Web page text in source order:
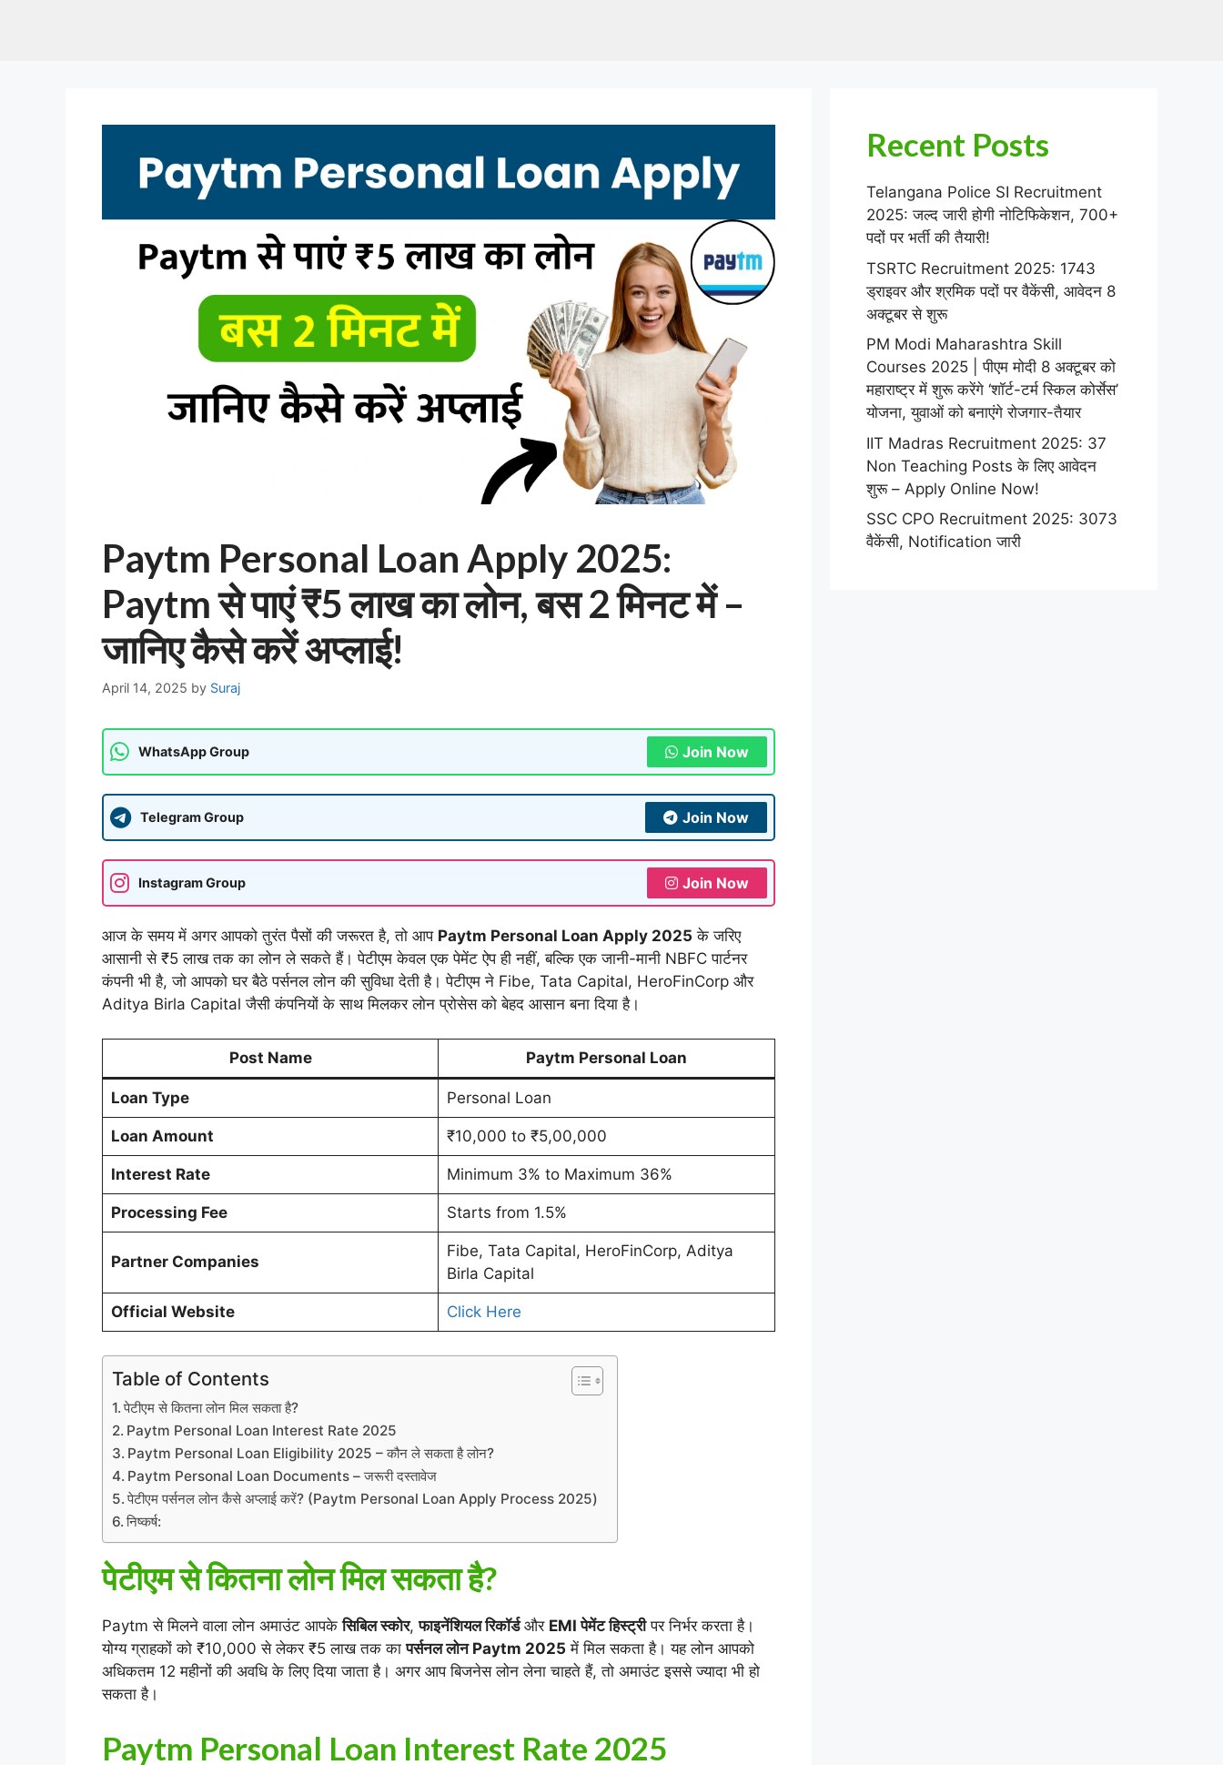
Paytm Personal Loan Apply 2025:
Paytm से पाएं ₹5 लाख का लोन, बस 2 मिनट में –
जानिए कैसे करें अप्लाई!
April 14, 2025 by Suraj
WhatsApp Group Join Now
Telegram Group Join Now
Instagram Group Join Now
आज के समय में अगर आपको तुरंत पैसों की जरूरत है, तो आप Paytm Personal Loan Apply 2025 के जरिए
आसानी से ₹5 लाख तक का लोन ले सकते हैं। पेटीएम केवल एक पेमेंट ऐप ही नहीं, बल्कि एक जानी-मानी NBFC पार्टनर
कंपनी भी है, जो आपको घर बैठे पर्सनल लोन की सुविधा देती है। पेटीएम ने Fibe, Tata Capital, HeroFinCorp और
Aditya Birla Capital जैसी कंपनियों के साथ मिलकर लोन प्रोसेस को बेहद आसान बना दिया है।
Post Name Paytm Personal Loan
Loan Type Personal Loan
Loan Amount ₹10,000 to ₹5,00,000
Interest Rate Minimum 3% to Maximum 36%
Processing Fee Starts from 1.5%
Partner Companies
Fibe, Tata Capital, HeroFinCorp, Aditya
Birla Capital
Official Website Click Here
Table of Contents
पेटीएम से कितना लोन मिल सकता है?
Paytm Personal Loan Interest Rate 2025
Paytm Personal Loan Eligibility 2025 – कौन ले सकता है लोन?
Paytm Personal Loan Documents – जरूरी दस्तावेज
पेटीएम पर्सनल लोन कैसे अप्लाई करें? (Paytm Personal Loan Apply Process 2025)
निष्कर्ष:
पेटीएम से कितना लोन मिल सकता है?
Paytm से मिलने वाला लोन अमाउंट आपकेसिबिल स्कोर,फाइनेंशियल रिकॉर्डऔर EMI पेमेंट हिस्ट्रीपर निर्भर करता है।
योग्य ग्राहकों को ₹10,000 से लेकर ₹5 लाख तक कापर्सनल लोन Paytm 2025 में मिल सकता है। यह लोन आपको
अधिकतम 12 महीनों की अवधि के लिए दिया जाता है। अगर आप बिजनेस लोन लेना चाहते हैं, तो अमाउंट इससे ज्यादा भी हो
सकता है।
Paytm Personal Loan Interest Rate 2025
Recent Posts
Telangana Police SI Recruitment
2025: जल्द जारी होगी नोटिफिकेशन, 700+
पदों पर भर्ती की तैयारी!
TSRTC Recruitment 2025: 1743
ड्राइवर और श्रमिक पदों पर वैकेंसी, आवेदन 8
अक्टूबर से शुरू
PM Modi Maharashtra Skill
Courses 2025 | पीएम मोदी 8 अक्टूबर को
महाराष्ट्र में शुरू करेंगे ‘शॉर्ट-टर्म स्किल कोर्सेस’
योजना, युवाओं को बनाएंगे रोजगार-तैयार
IIT Madras Recruitment 2025: 37
Non Teaching Posts के लिए आवेदन
शुरू – Apply Online Now!
SSC CPO Recruitment 2025: 3073
वैकेंसी, Notification जारी